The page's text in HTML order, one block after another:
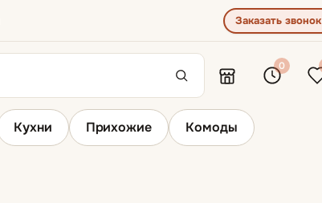
Заказать звонок
0
Кухни Прихожие Комоды